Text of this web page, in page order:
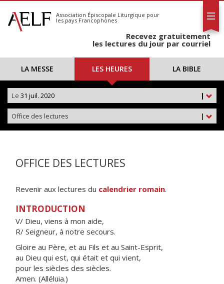
S'abonner
Calendrier
Association Épiscopale Liturgique pour
les pays Francophones
Recevez gratuitement
les lectures du jour par courriel
LA MESSE LES HEURES LA BIBLE
|
Le 31 juil. 2020
|
Office des lectures
OFFICE DES LECTURES
Revenir aux lectures du calendrier romain.
INTRODUCTION
V/ Dieu, viens à mon aide,
R/ Seigneur, à notre secours.
Gloire au Père, et au Fils et au Saint-Esprit,
au Dieu qui est, qui était et qui vient,
pour les siècles des siècles.
Amen. (Alléluia.)